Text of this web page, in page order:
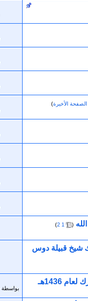
الصفحة الأخيرة)
(
1
2
)
شيخ قبيلة دوس
1436هـ
بواسطة